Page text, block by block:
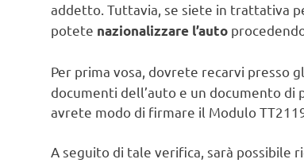
addetto. Tuttavia, se siete in trattativa
potete nazionalizzare l’auto
Per prima vosa, dovrete recarvi presso
documenti dell’auto e un documento di
avrete modo di firmare il Modulo
A seguito di tale verifica, sarà possibile